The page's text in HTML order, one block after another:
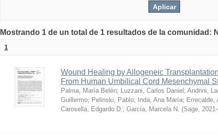
Mostrando 1 de un total de 1 resultados de la comunidad:
1
Wound Healing by Allogeneic
From Human Umbilical Cord Mesenchymal
Palma, María Belén; Luzzani, Carlos Daniel ; Andrini,
Guillermo; Pelinski, Pablo; Inda, Ana María; Errecalde,
Carosella, Edgardo D.; Garcia, Marcela N. (Sage,